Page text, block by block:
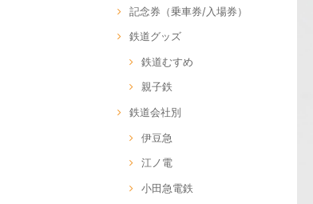
記念券（乗車券/入場券）
鉄道グッズ
鉄道むすめ
親子鉄
鉄道会社別
伊豆急
江ノ電
小田急電鉄